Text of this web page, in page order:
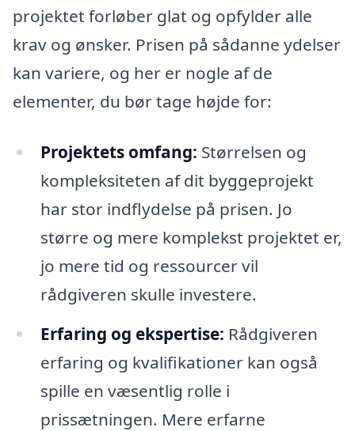
projektet forløber glat og opfylder alle
krav og ønsker. Prisen på sådanne ydelser
kan variere, og her er nogle af de
elementer, du bør tage højde for:
Projektets omfang: Størrelsen og
kompleksiteten af dit byggeprojekt
har stor indflydelse på prisen. Jo
større og mere komplekst projektet er,
jo mere tid og ressourcer vil
rådgiveren skulle investere.
Erfaring og ekspertise: Rådgiveren
erfaring og kvalifikationer kan også
spille en væsentlig rolle i
prissætningen. Mere erfarne